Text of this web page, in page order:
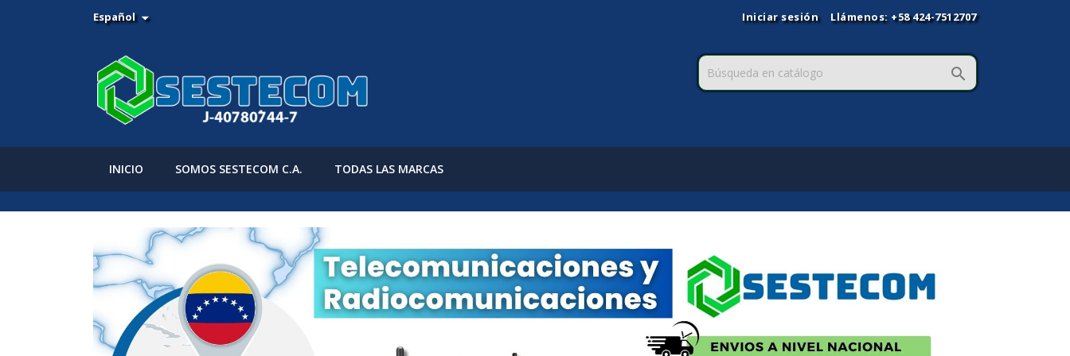
Español  Iniciar sesión Llámenos: +58 424-7512707

INICIO SOMOS SESTECOM C.A. TODAS LAS MARCAS
Anterior